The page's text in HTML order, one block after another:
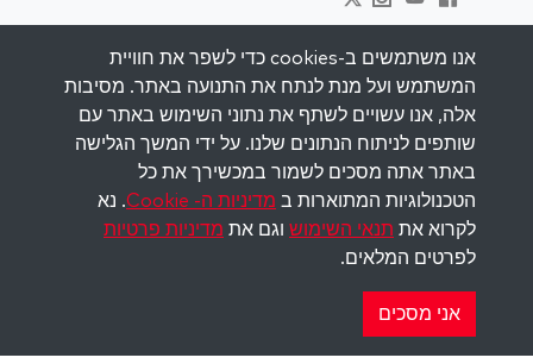
השאר מעודכן
הירשם לרשימת התפוצה שלנו וקבל השראה
שבועית למייל שלך.
הירשם
reserved.
אנו משתמשים ב-cookies כדי לשפר את חוויית
המשתמש ועל מנת לנתח את התנועה באתר. מסיבות
אלה, אנו עשויים לשתף את נתוני השימוש באתר עם
שותפים לניתוח הנתונים שלנו. על ידי המשך הגלישה
באתר אתה מסכים לשמור במכשירך את כל
הטכנולוגיות המתוארות ב מדיניות ה- Cookie
. נא
לקרוא את תנאי השימוש וגם את מדיניות פרטיות
לפרטים המלאים.
אני מסכים